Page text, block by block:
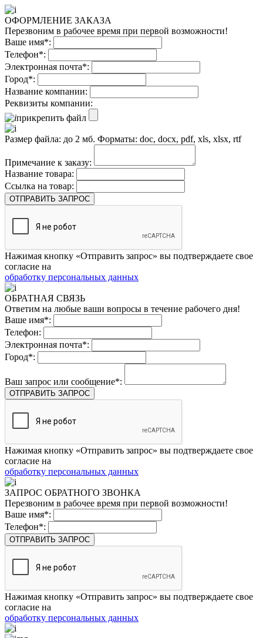
ОФОРМЛЕНИЕ ЗАКАЗА
Перезвоним в рабочее время при первой возможности!
Ваше имя*:
Телефон*:
Электронная почта*:
Город*:
Название компании:
Реквизиты компании:
прикрепить файл
Размер файла: до 2 мб. Форматы: doc, docx, pdf, xls, xlsx, rtf
Примечание к заказу:
Название товара:
Ссылка на товар:
ОТПРАВИТЬ ЗАПРОС
Нажимая кнопку «Отправить запрос» вы подтверждаете свое
согласие на
обработку персональных данных
ОБРАТНАЯ СВЯЗЬ
Ответим на любые ваши вопросы в течение рабочего дня!
Ваше имя*:
Телефон:
Электронная почта*:
Город*:
Ваш запрос или сообщение*:
ОТПРАВИТЬ ЗАПРОС
Нажимая кнопку «Отправить запрос» вы подтверждаете свое
согласие на
обработку персональных данных
ЗАПРОС ОБРАТНОГО ЗВОНКА
Перезвоним в рабочее время при первой возможности!
Ваше имя*:
Телефон*:
ОТПРАВИТЬ ЗАПРОС
Нажимая кнопку «Отправить запрос» вы подтверждаете свое
согласие на
обработку персональных данных